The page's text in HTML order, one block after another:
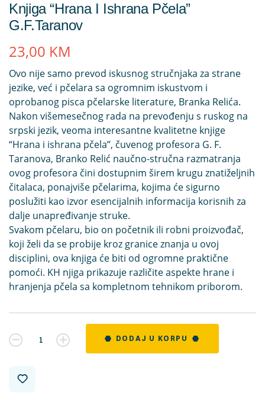
Knjiga “Hrana I Ishrana Pčela”
G.F.Taranov
23,00 KM
Ovo nije samo prevod iskusnog stručnjaka za strane
jezike, već i pčelara sa ogromnim iskustvom i
oprobanog pisca pčelarske literature, Branka Relića.
Nakon višemesečnog rada na prevođenju s ruskog na
srpski jezik, veoma interesantne kvalitetne knjige
“Hrana i ishrana pčela”, čuvenog profesora G. F.
Taranova, Branko Relić naučno-stručna razmatranja
ovog profesora čini dostupnim širem krugu znatiželjnih
čitalaca, ponajviše pčelarima, kojima će sigurno
poslužiti kao izvor esencijalnih informacija korisnih za
dalje unapređivanje struke.
Svakom pčelaru, bio on početnik ili robni proizvođač,
koji želi da se probije kroz granice znanja u ovoj
disciplini, ova knjiga će biti od ogromne praktične
pomoći. KH njiga prikazuje različite aspekte hrane i
hranjenja pčela sa kompletnom tehnikom priborom.
Kvantitet DODAJ U KORPU